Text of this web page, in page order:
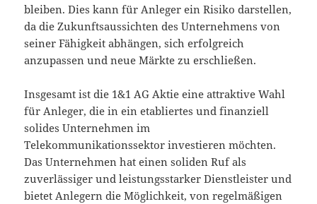
bleiben. Dies kann für Anleger ein Risiko darstellen,
da die Zukunftsaussichten des Unternehmens von
seiner Fähigkeit abhängen, sich erfolgreich
anzupassen und neue Märkte zu erschließen.
Insgesamt ist die 1&1 AG Aktie eine attraktive Wahl
für Anleger, die in ein etabliertes und finanziell
solides Unternehmen im
Telekommunikationssektor investieren möchten.
Das Unternehmen hat einen soliden Ruf als
zuverlässiger und leistungsstarker Dienstleister und
bietet Anlegern die Möglichkeit, von regelmäßigen